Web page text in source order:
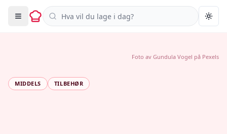
Søk i oppskrifter
MIDDELS TILBEHØR
Foto av Gundula Vogel på Pexels